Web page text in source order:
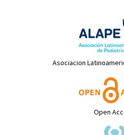
Asociacion
Open